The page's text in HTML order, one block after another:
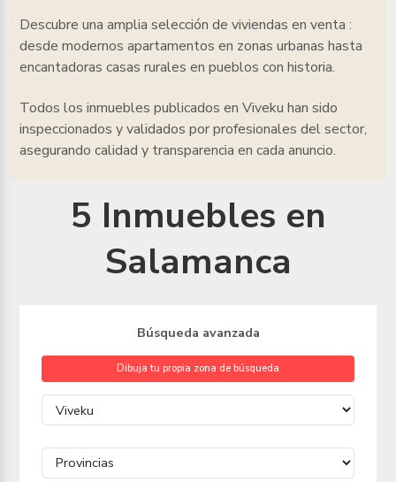
Descubre una amplia selección de viviendas en venta :
desde modernos apartamentos en zonas urbanas hasta
encantadoras casas rurales en pueblos con historia.
Todos los inmuebles publicados en Viveku han sido
inspeccionados y validados por profesionales del sector,
asegurando calidad y transparencia en cada anuncio.
5 Inmuebles en
Salamanca
Búsqueda avanzada
Dibuja tu propia zona de búsqueda